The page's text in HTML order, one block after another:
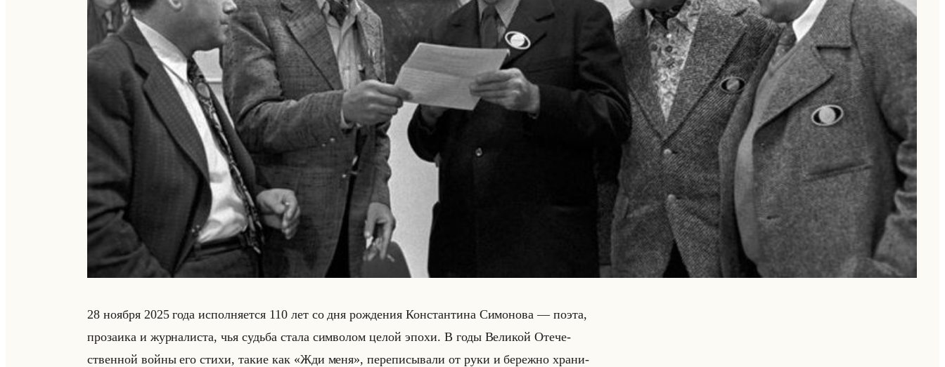
28 но­яб­ря 2025 года ис­пол­ня­ет­ся 110 лет со дня рож­де­ния Кон­стан­ти­на Си­мо­но­ва — поэта,
про­за­ика и жур­на­ли­ста, чья судьба стала сим­во­лом целой эпохи. В годы Ве­ли­кой Оте­че­
ствен­ной войны его стихи, такие как «Жди меня», пе­ре­пи­сы­ва­ли от руки и бе­реж­но хра­ни­